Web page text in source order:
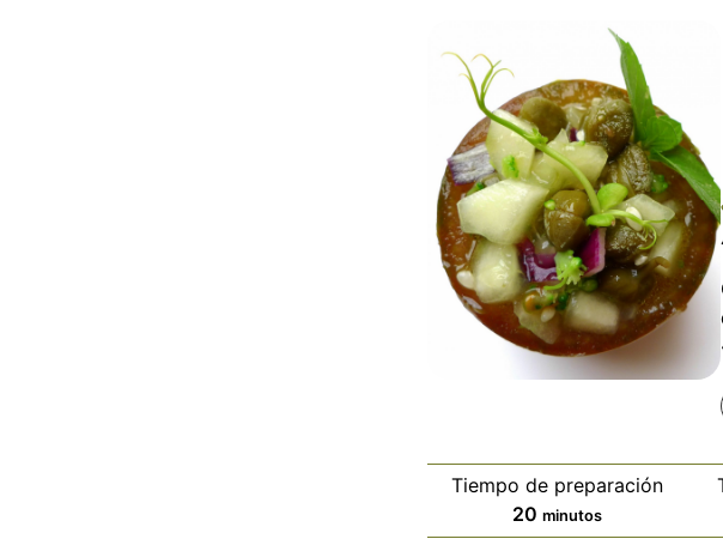
Tiempo de preparación
20minutos
minutos